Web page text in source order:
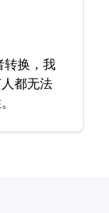
转换，我
都无法